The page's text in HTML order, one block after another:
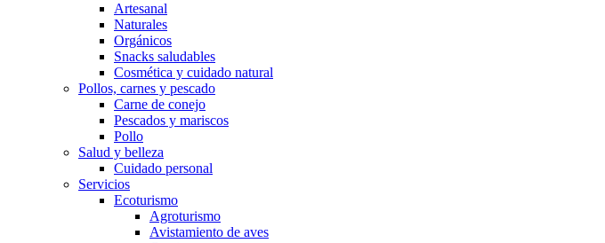
Artesanal
Naturales
Orgánicos
Snacks saludables
Cosmética y cuidado natural
Pollos, carnes y pescado
Carne de conejo
Pescados y mariscos
Pollo
Salud y belleza
Cuidado personal
Servicios
Ecoturismo
Agroturismo
Avistamiento de aves